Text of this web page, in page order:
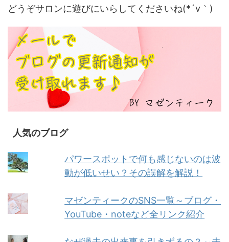
どうぞサロンに遊びにいらしてくださいね(*´v｀)
人気のブログ
パワースポットで何も感じないのは波
動が低いせい？その誤解を解説！
マゼンティークのSNS一覧～ブログ・
YouTube・noteなど全リンク紹介